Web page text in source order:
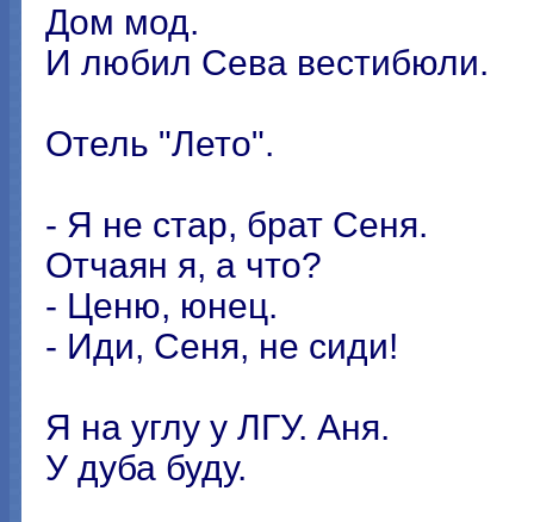
Дом мод.
И любил Сева вестибюли.
Отель "Лето".
- Я не стар, брат Сеня.
Отчаян я, а что?
- Ценю, юнец.
- Иди, Сеня, не сиди!
Я на углу у ЛГУ. Аня.
У дуба буду.